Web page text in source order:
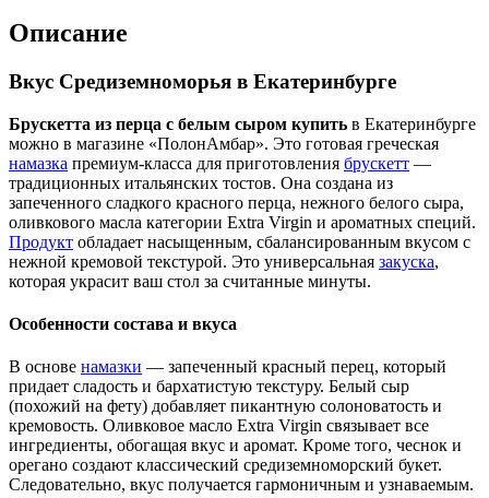
Описание
Вкус Средиземноморья в Екатеринбурге
Брускетта из перца с белым сыром купить в Екатеринбурге
можно в магазине «ПолонАмбар». Это готовая греческая
намазка премиум-класса для приготовления брускетт —
традиционных итальянских тостов. Она создана из
запеченного сладкого красного перца, нежного белого сыра,
оливкового масла категории Extra Virgin и ароматных специй.
Продукт обладает насыщенным, сбалансированным вкусом с
нежной кремовой текстурой. Это универсальная закуска,
которая украсит ваш стол за считанные минуты.
Особенности состава и вкуса
В основе намазки — запеченный красный перец, который
придает сладость и бархатистую текстуру. Белый сыр
(похожий на фету) добавляет пикантную солоноватость и
кремовость. Оливковое масло Extra Virgin связывает все
ингредиенты, обогащая вкус и аромат. Кроме того, чеснок и
орегано создают классический средиземноморский букет.
Следовательно, вкус получается гармоничным и узнаваемым.